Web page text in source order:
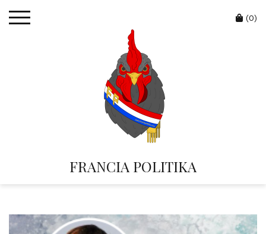
FRANCIA POLITIKA
Cart
(0)